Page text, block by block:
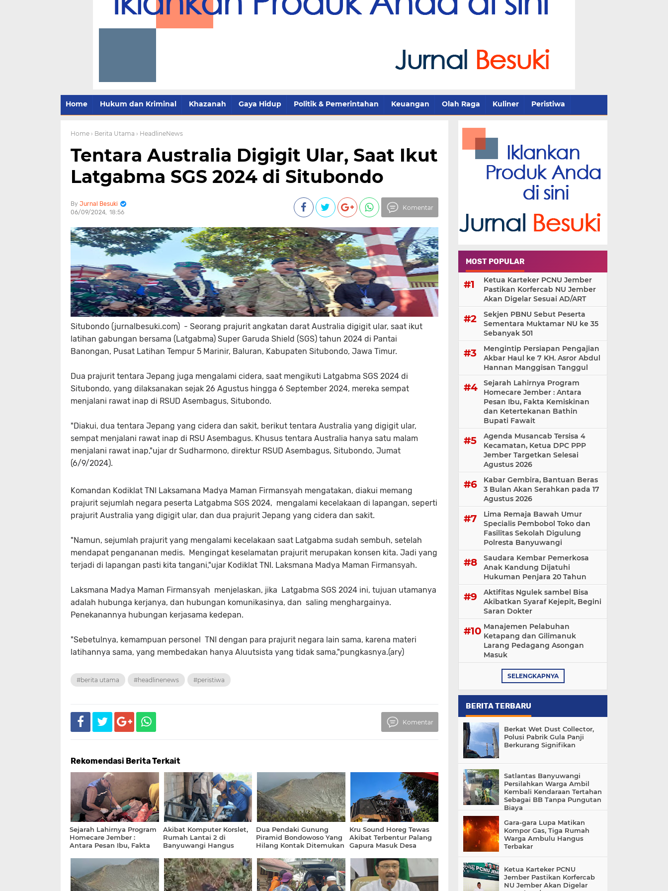
Home Hukum dan Kriminal Khazanah Gaya Hidup Politik & Pemerintahan Keuangan Olah Raga Kuliner Peristiwa
Home › Berita Utama › HeadlineNews
Tentara Australia Digigit Ular, Saat Ikut
Latgabma SGS 2024 di Situbondo
Jurnal Besuki
06/09/2024 18:56
Komentar
Situbondo (jurnalbesuki.com) - Seorang prajurit angkatan darat Australia digigit ular, saat ikut
latihan gabungan bersama (Latgabma) Super Garuda Shield (SGS) tahun 2024 di Pantai
Banongan, Pusat Latihan Tempur 5 Marinir, Baluran, Kabupaten Situbondo, Jawa Timur.
Dua prajurit tentara Jepang juga mengalami cidera, saat mengikuti Latgabma SGS 2024 di
Situbondo, yang dilaksanakan sejak 26 Agustus hingga 6 September 2024, mereka sempat
menjalani rawat inap di RSUD Asembagus, Situbondo.
"Diakui, dua tentara Jepang yang cidera dan sakit, berikut tentara Australia yang digigit ular,
sempat menjalani rawat inap di RSU Asembagus. Khusus tentara Australia hanya satu malam
menjalani rawat inap,"ujar dr Sudharmono, direktur RSUD Asembagus, Situbondo, Jumat
(6/9/2024).
Komandan Kodiklat TNI Laksamana Madya Maman Firmansyah mengatakan, diakui memang
prajurit sejumlah negara peserta Latgabma SGS 2024, mengalami kecelakaan di lapangan, seperti
prajurit Australia yang digigit ular, dan dua prajurit Jepang yang cidera dan sakit.
"Namun, sejumlah prajurit yang mengalami kecelakaan saat Latgabma sudah sembuh, setelah
mendapat pengananan medis. Mengingat keselamatan prajurit merupakan konsen kita. Jadi yang
terjadi di lapangan pasti kita tangani,"ujar Kodiklat TNI. Laksmana Madya Maman Firmansyah.
Laksmana Madya Maman Firmansyah menjelaskan, jika Latgabma SGS 2024 ini, tujuan utamanya
adalah hubunga kerjanya, dan hubungan komunikasinya, dan saling menghargainya.
Penekanannya hubungan kerjasama kedepan.
"Sebetulnya, kemampuan personel TNI dengan para prajurit negara lain sama, karena materi
latihannya sama, yang membedakan hanya Aluutsista yang tidak sama,"pungkasnya.(ary)
#berita utama #headlinenews #peristiwa
Komentar
Rekomendasi Berita Terkait
Sejarah Lahirnya Program
Homecare Jember :
Antara Pesan Ibu, Fakta
Ketertekanan Bathin
Bupati Fawait
Akibat Komputer Korslet,
Rumah Lantai 2 di
Banyuwangi Hangus
Dua Pendaki Gunung
Piramid Bondowoso Yang
Hilang Kontak Ditemukan
Kru Sound Horeg Tewas
Akibat Terbentur Palang
Gapura Masuk Desa
MOST POPULAR
Ketua Karteker PCNU Jember
Pastikan Korfercab NU Jember
Akan Digelar Sesuai AD/ART
Sekjen PBNU Sebut Peserta
Sementara Muktamar NU ke 35
Sebanyak 501
Mengintip Persiapan Pengajian
Akbar Haul ke 7 KH. Asror Abdul
Hannan Manggisan Tanggul
Sejarah Lahirnya Program
Homecare Jember : Antara
Pesan Ibu, Fakta Kemiskinan
dan Ketertekanan Bathin
Bupati Fawait
Agenda Musancab Tersisa 4
Kecamatan, Ketua DPC PPP
Jember Targetkan Selesai
Agustus 2026
Kabar Gembira, Bantuan Beras
3 Bulan Akan Serahkan pada 17
Agustus 2026
Lima Remaja Bawah Umur
Specialis Pembobol Toko dan
Fasilitas Sekolah Digulung
Polresta Banyuwangi
Saudara Kembar Pemerkosa
Anak Kandung Dijatuhi
Hukuman Penjara 20 Tahun
Aktifitas Ngulek sambel Bisa
Akibatkan Syaraf Kejepit, Begini
Saran Dokter
Manajemen Pelabuhan
Ketapang dan Gilimanuk
Larang Pedagang Asongan
Masuk
SELENGKAPNYA
BERITA TERBARU
Berkat Wet Dust Collector,
Polusi Pabrik Gula Panji
Berkurang Signifikan
Satlantas Banyuwangi
Persilahkan Warga Ambil
Kembali Kendaraan Tertahan
Sebagai BB Tanpa Pungutan
Biaya
Gara-gara Lupa Matikan
Kompor Gas, Tiga Rumah
Warga Ambulu Hangus
Terbakar
Ketua Karteker PCNU
Jember Pastikan Korfercab
NU Jember Akan Digelar